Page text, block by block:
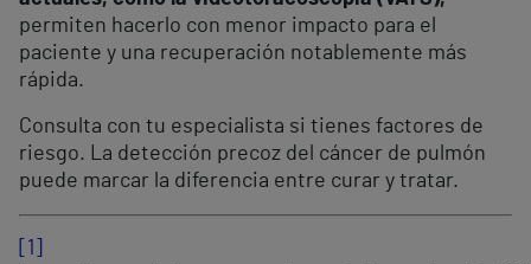
permiten hacerlo con menor impacto para el
paciente y una recuperación notablemente más
rápida.
Consulta con tu especialista si tienes factores de
riesgo. La detección precoz del cáncer de pulmón
puede marcar la diferencia entre curar y tratar.
[1]